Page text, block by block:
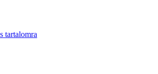
tartalomra